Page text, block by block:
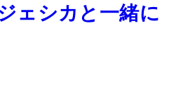
ェシカと一緒に